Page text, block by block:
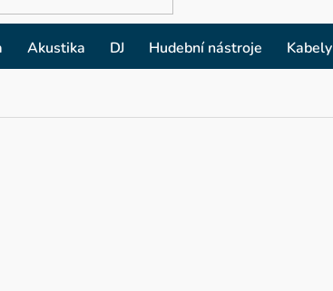
Akustika DJ Hudební nástroje Kabely